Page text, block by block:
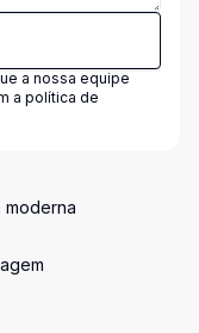
a nossa equipe
a política de